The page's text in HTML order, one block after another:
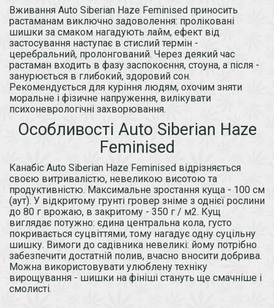
Вживання Auto Siberian Haze Feminised приносить
растаманам виключно задоволення: проліковані
шишки за смаком нагадують лайм, ефект від
застосування наступає в стислий термін -
церебральний, пролонгований. Через деякий час
растаман входить в фазу заспокоєння, стоуна, а після -
занурюється в глибокий, здоровий сон.
Рекомендується для куріння людям, охочим зняти
моральне і фізичне напруження, вилікувати
психоневрологічні захворювання.
Особливості Auto Siberian Haze
Feminised
Канабіс Auto Siberian Haze Feminised відрізняється
своєю витривалістю, невеликою висотою та
продуктивністю. Максимальне зростання куща - 100 см
(аут). У відкритому грунті гровер зніме з однієї рослини
до 80 г врожаю, в закритому - 350 г / м2. Кущ
виглядає потужно: єдина центральна кола, густо
покривається суцвіттями, тому нагадує одну суцільну
шишку. Вимоги до садівника невеликі: йому потрібно
забезпечити достатній полив, вчасно вносити добрива.
Можна використовувати улюблену техніку
вирощування - шишки на фініші стануть ще смачніше і
смолисті.